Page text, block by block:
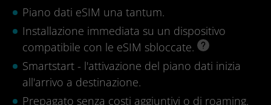
Piano dati eSIM una tantum.
Installazione immediata su un dispositivo
compatibile con le eSIM sbloccate.
Smartstart - l'attivazione del piano dati inizia
all'arrivo a destinazione.
Prepagato senza costi aggiuntivi o di roaming.